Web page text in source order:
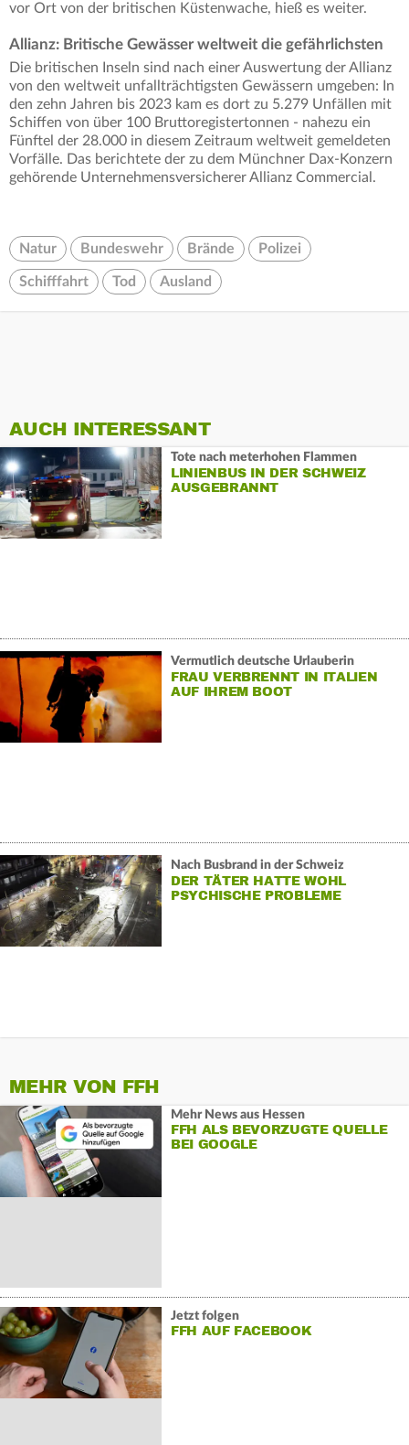
vor Ort von der britischen Küstenwache, hieß es weiter.
Allianz: Britische Gewässer weltweit die gefährlichsten
Die britischen Inseln sind nach einer Auswertung der Allianz
von den weltweit unfallträchtigsten Gewässern umgeben: In
den zehn Jahren bis 2023 kam es dort zu 5.279 Unfällen mit
Schiffen von über 100 Bruttoregistertonnen - nahezu ein
Fünftel der 28.000 in diesem Zeitraum weltweit gemeldeten
Vorfälle. Das berichtete der zu dem Münchner Dax-Konzern
gehörende Unternehmensversicherer Allianz Commercial.
Natur Bundeswehr Brände Polizei
Schifffahrt Tod Ausland
AUCH INTERESSANT
Tote nach meterhohen Flammen
LINIENBUS IN DER SCHWEIZ
AUSGEBRANNT
Vermutlich deutsche Urlauberin
FRAU VERBRENNT IN ITALIEN
AUF IHREM BOOT
Nach Busbrand in der Schweiz
DER TÄTER HATTE WOHL
PSYCHISCHE PROBLEME
MEHR VON FFH
Mehr News aus Hessen
FFH ALS BEVORZUGTE QUELLE
BEI GOOGLE
Jetzt folgen
FFH AUF FACEBOOK